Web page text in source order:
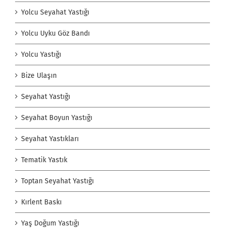
Yolcu Seyahat Yastığı
Yolcu Uyku Göz Bandı
Yolcu Yastığı
Bize Ulaşın
Seyahat Yastığı
Seyahat Boyun Yastığı
Seyahat Yastıkları
Tematik Yastık
Toptan Seyahat Yastığı
Kırlent Baskı
Yaş Doğum Yastığı